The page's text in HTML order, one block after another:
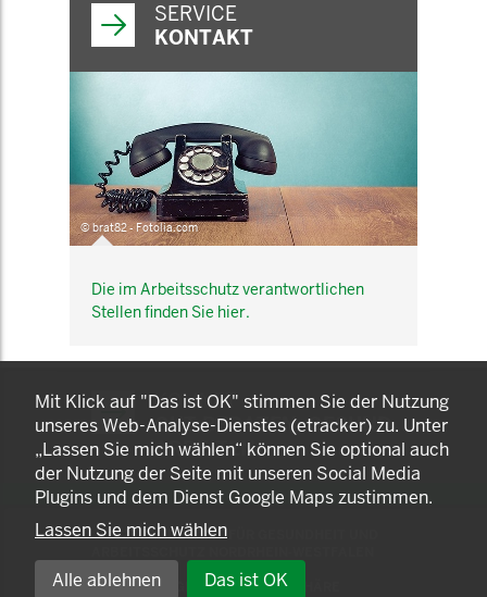
SERVICE
KONTAKT
© brat82 - Fotolia.com
Die im Arbeitsschutz verantwortlichen
Stellen finden Sie hier.
KOMNET
GUT BERATEN. GESUND
ARBEITEN.
© 2025 LANDESAMT FÜR GESUNDHEIT UND
EINSTELLUNGEN ZUR PRIVATSPHÄRE
Mit Klick auf "Das ist OK" stimmen Sie der Nutzung
unseres Web-Analyse-Dienstes (etracker) zu. Unter
„Lassen Sie mich wählen“ können Sie optional auch
der Nutzung der Seite mit unseren Social Media
Plugins und dem Dienst Google Maps zustimmen.
Lassen Sie mich wählen
Alle ablehnen Das ist OK